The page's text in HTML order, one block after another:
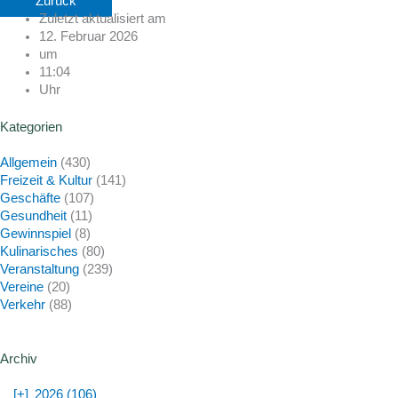
Zuletzt aktualisiert am
12. Februar 2026
um
11:04
Uhr
Kategorien
Allgemein (430)
Freizeit & Kultur (141)
Geschäfte (107)
Gesundheit (11)
Gewinnspiel (8)
Kulinarisches (80)
Veranstaltung (239)
Vereine (20)
Verkehr (88)
Archiv
[+] 2026 (106)